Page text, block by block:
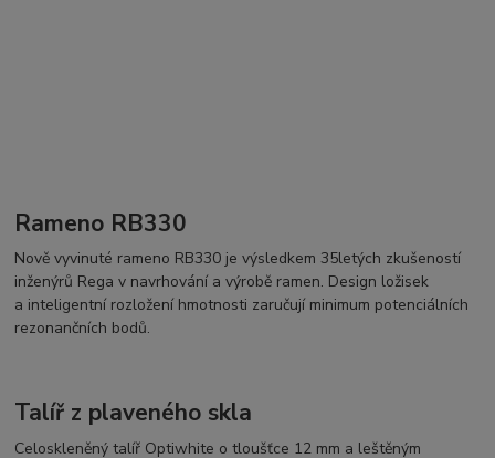
Rameno RB330
Nově vyvinuté rameno RB330 je výsledkem 35letých zkušeností
inženýrů Rega v navrhování a výrobě ramen. Design ložisek
a inteligentní rozložení hmotnosti zaručují minimum potenciálních
rezonančních bodů.
Talíř z plaveného skla
Celoskleněný talíř Optiwhite o tloušťce 12 mm a leštěným